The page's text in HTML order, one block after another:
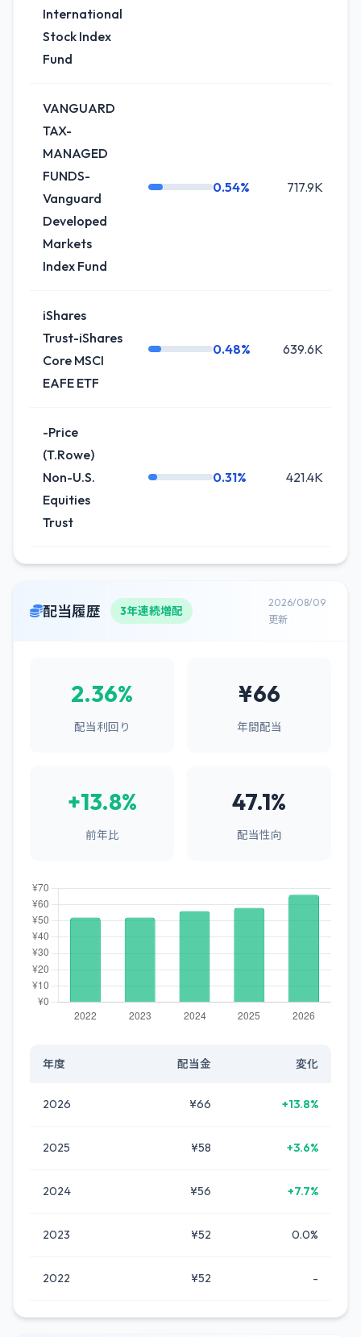
International
Stock Index
Fund
VANGUARD
TAX-
MANAGED
FUNDS-
Vanguard
Developed
Markets
Index Fund
0.54% 717.9K
iShares
Trust-iShares
Core MSCI
EAFE ETF
0.48% 639.6K
-Price
(T.Rowe)
Non-U.S.
Equities
Trust
0.31% 421.4K
配当履歴 3年連続増配
2026/08/09
更新
2.36%
配当利回り
¥66
年間配当
+13.8%
前年比
47.1%
配当性向
年度 配当金 変化
2026 ¥66 +13.8%
2025 ¥58 +3.6%
2024 ¥56 +7.7%
2023 ¥52 0.0%
2022 ¥52 -